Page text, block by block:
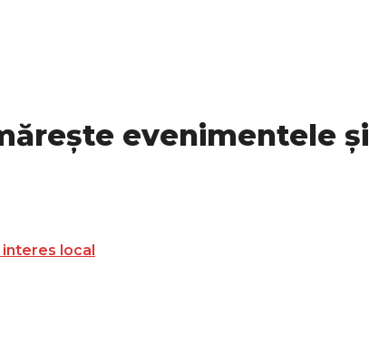
evenimentele și